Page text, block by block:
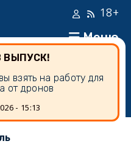
Меню
18+
ВЫПУСК!
взять на работу для
от дронов
- 15:13